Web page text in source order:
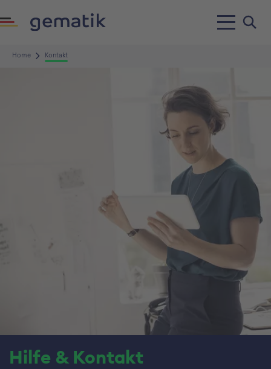
Home Kontakt
Hilfe & Kontakt